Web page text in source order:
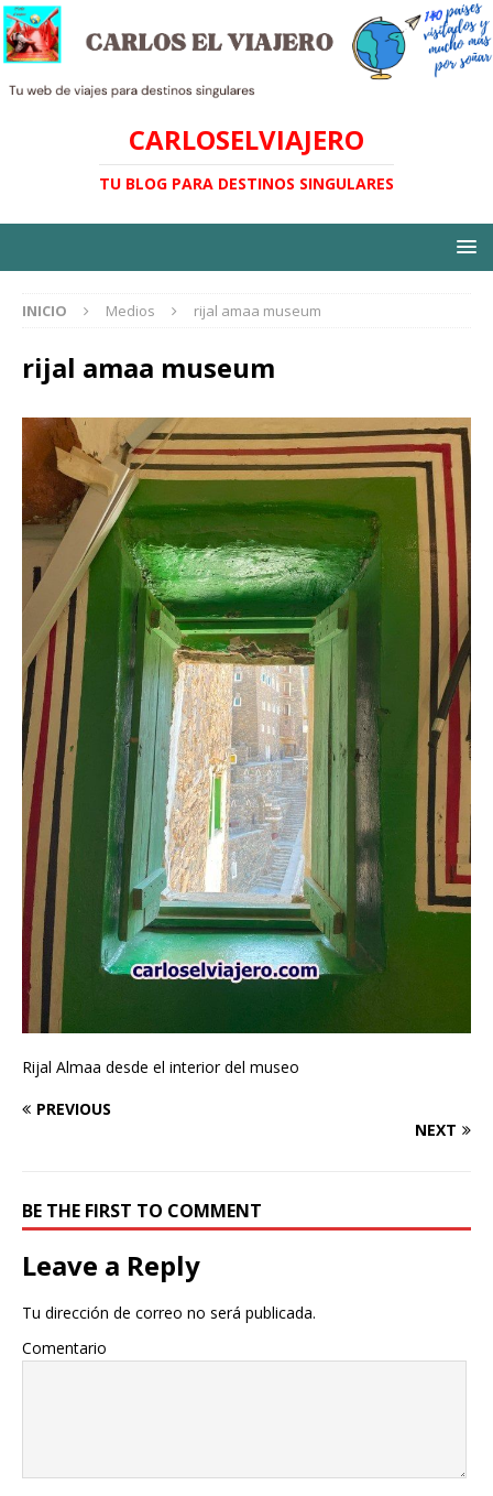
CARLOSELVIAJERO
TU BLOG PARA DESTINOS SINGULARES
INICIO Medios rijal amaa museum
rijal amaa museum
Rijal Almaa desde el interior del museo
PREVIOUS
NEXT
BE THE FIRST TO COMMENT
Leave a Reply
Tu dirección de correo no será publicada.
Comentario